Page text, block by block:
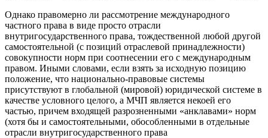
Однако правомерно ли рассмотрение международного
частного права в виде просто отрасли
внутригосударственного права, тождественной любой другой
самостоятельной (с позиций отраслевой принадлежности)
совокупности норм при соотнесении его с международным
правом. Иными словами, если взять за исходную позицию
положение, что национально-правовые системы
присутствуют в глобальной (мировой) юридической системе в
качестве условного целого, а МЧП является некоей его
частью, причем входящей разрозненными «анклавами» норм
(хотя бы и самостоятельными, обособленными в отдельные
отрасли внутригосударственного права